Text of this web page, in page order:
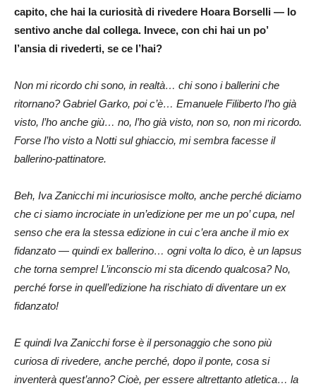
capito, che hai la curiosità di rivedere Hoara Borselli — lo
sentivo anche dal collega. Invece, con chi hai un po’
l’ansia di rivederti, se ce l’hai?
Non mi ricordo chi sono, in realtà… chi sono i ballerini che
ritornano? Gabriel Garko, poi c’è… Emanuele Filiberto l’ho già
visto, l’ho anche giù… no, l’ho già visto, non so, non mi ricordo.
Forse l’ho visto a Notti sul ghiaccio, mi sembra facesse il
ballerino-pattinatore.
Beh, Iva Zanicchi mi incuriosisce molto, anche perché diciamo
che ci siamo incrociate in un’edizione per me un po’ cupa, nel
senso che era la stessa edizione in cui c’era anche il mio ex
fidanzato — quindi ex ballerino… ogni volta lo dico, è un lapsus
che torna sempre! L’inconscio mi sta dicendo qualcosa? No,
perché forse in quell’edizione ha rischiato di diventare un ex
fidanzato!
E quindi Iva Zanicchi forse è il personaggio che sono più
curiosa di rivedere, anche perché, dopo il ponte, cosa si
inventerà quest’anno? Cioè, per essere altrettanto atletica… la